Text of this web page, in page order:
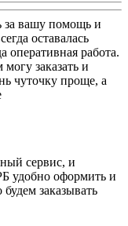
за вашу помощь и
оставалась
оперативная работа.
заказать и
чуточку проще, а
сервис, и
удобно оформить и
заказывать